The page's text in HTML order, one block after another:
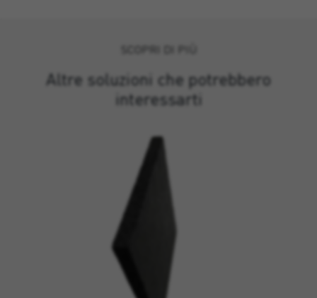
Altre soluzioni che potrebbero
interessarti